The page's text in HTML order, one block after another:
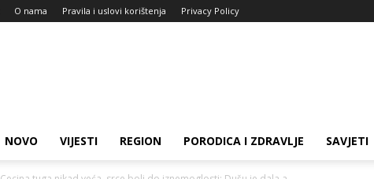
O nama Pravila i uslovi korištenja Privacy Policy
NOVO VIJESTI REGION PORODICA I ZDRAVLJE SAVJETI